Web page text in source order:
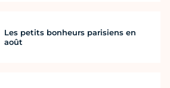
Les petits bonheurs parisiens en
août